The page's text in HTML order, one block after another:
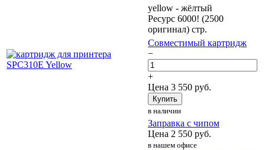
yellow - жёлтый
Ресурс 6000! (2500
оригинал) стр.
Совместимый картридж
−
+
Цена 3 550 руб.
Купить
в наличии
Заправка с чипом
Цена 2 550 руб.
в нашем офисе